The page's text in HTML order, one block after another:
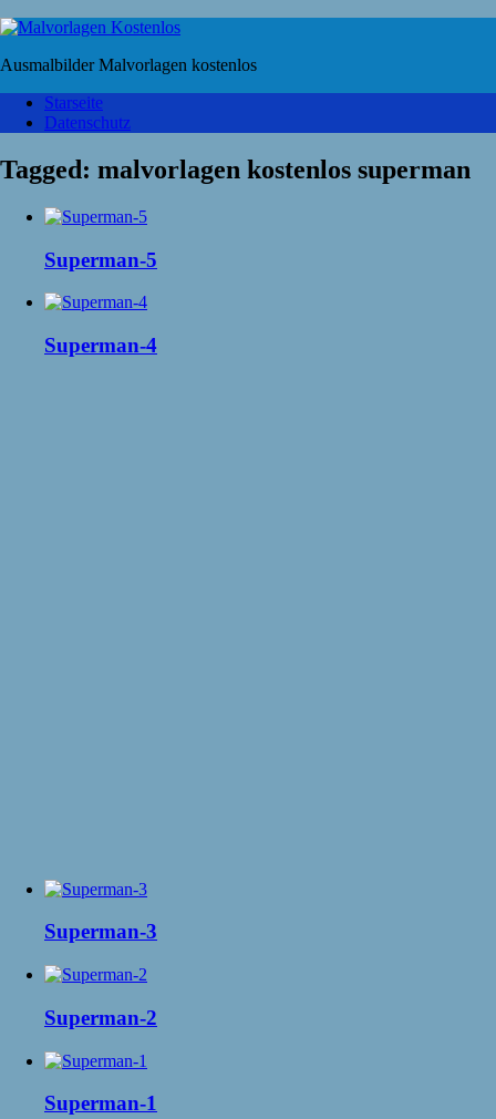
Ausmalbilder Malvorlagen kostenlos
Starseite
Datenschutz
Tagged: malvorlagen kostenlos superman
Superman-5
Superman-4
Superman-3
Superman-2
Superman-1